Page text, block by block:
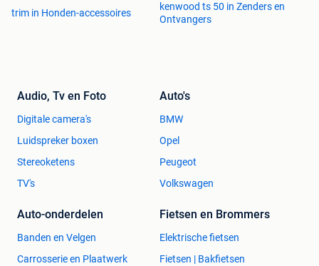
trim in Honden-accessoires
kenwood ts 50 in Zenders en
Ontvangers
Audio, Tv en Foto
Digitale camera's
Luidspreker boxen
Stereoketens
TV's
Auto's
BMW
Opel
Peugeot
Volkswagen
Auto-onderdelen
Banden en Velgen
Carrosserie en Plaatwerk
Fietsen en Brommers
Elektrische fietsen
Fietsen | Bakfietsen